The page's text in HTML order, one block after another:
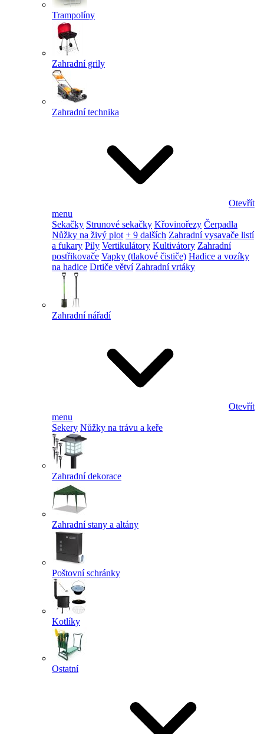
Trampolíny
Zahradní grily
Zahradní technika
Otevřít
menu
Sekačky Strunové sekačky Křovinořezy Čerpadla
Nůžky na živý plot + 9 dalších Zahradní vysavače listí
a fukary Pily Vertikulátory Kultivátory Zahradní
postřikovače Vapky (tlakové čističe) Hadice a vozíky
na hadice Drtiče větví Zahradní vrtáky
Zahradní nářadí
Otevřít
menu
Sekery Nůžky na trávu a keře
Zahradní dekorace
Zahradní stany a altány
Poštovní schránky
Kotlíky
Ostatní